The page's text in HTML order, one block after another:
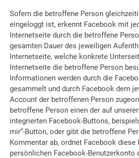
Sofern die betroffene Person
eingeloggt ist, erkennt Facebook mit
Internetseite durch die betroffene
gesamten Dauer des jeweiligen
Internetseite, welche konkrete
Internetseite die betroffene Person
Informationen werden durch die
gesammelt und durch Facebook dem
Account der betroffenen Person
betroffene Person einen der auf
integrierten Facebook-Buttons,
mir“-Button, oder gibt die betroffene
Kommentar ab, ordnet Facebook
persönlichen Facebook-Benutzerkonto